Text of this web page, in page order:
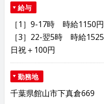
給与
［1］9-17時 時給1150
［3］22-翌5時 時給
日祝＋100円
勤務地
千葉県館山市下真倉669